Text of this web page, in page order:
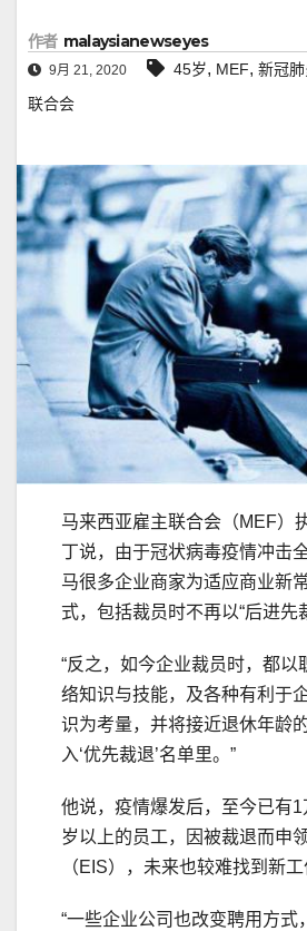
作者 malaysianewseyes
9月 21, 2020 45岁, MEF, 新冠肺
联合会
马来西亚雇主联合会（MEF）
丁说，由于冠状病毒疫情冲击
马很多企业商家为适应商业新
式，包括裁员时不再以“后进先
“反之，如今企业裁员时，都以
络知识与技能，及各种有利于
识为考量，并将接近退休年龄
入‘优先裁退’名单里。”
他说，疫情爆发后，至今已有
岁以上的员工，因被裁退而申
（EIS），未来也较难找到新工
“一些企业公司也改变聘用方式